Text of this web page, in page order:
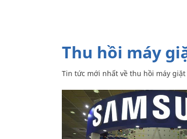
thu hồi máy
Tin tức mới nhất về thu hồi máy giặt